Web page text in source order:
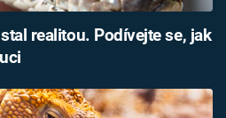
realitou. Podívejte se, jak